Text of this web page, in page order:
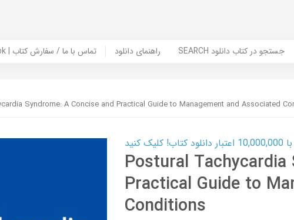
Contact Us / Order Book | تماس با ما / سفارش کتاب راهنمای دانلود SEARCH جستجو در کتاب دانلود
Syndrome: A Concise and Practical Guide to Management and Associated
Postural Tachycardia
Practical Guide to
Conditions